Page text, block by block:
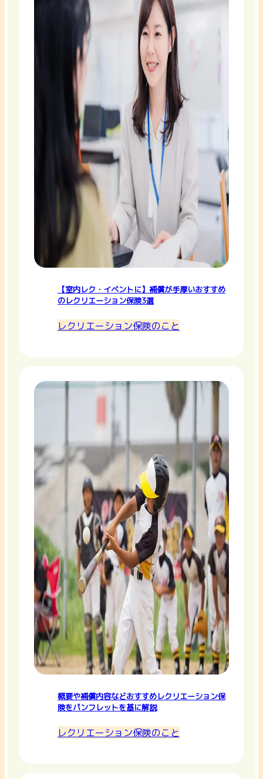
【室内レク・イベントに】補償が手厚いおすすめ
のレクリエーション保険3選
レクリエーション保険のこと
概要や補償内容などおすすめレクリエーション保
険をパンフレットを基に解説
レクリエーション保険のこと